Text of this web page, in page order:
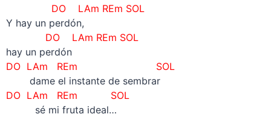
DO LAm REm SOL
Y hay un perdón,
DO LAm REm SOL
hay un perdón
DO LAm REm SOL
dame el instante de sembrar
DO LAm REm SOL
sé mi fruta ideal…